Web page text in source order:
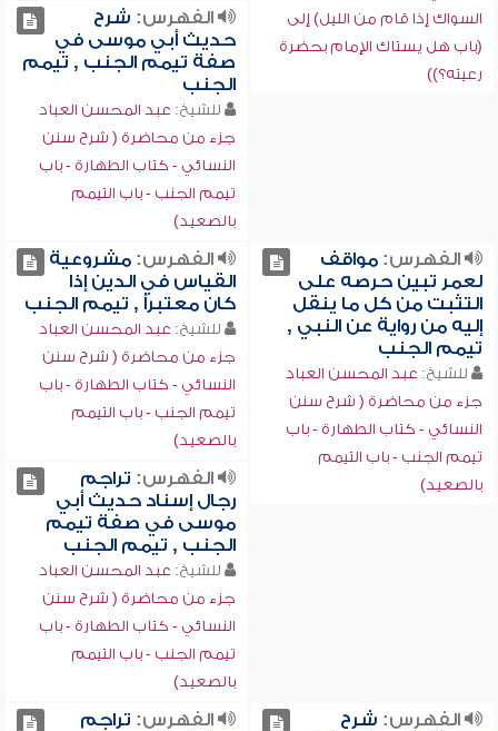
السواك إذا قام من الليل) إلى
(باب هل يستاك الإمام بحضرة
رعيته؟))
الفهرس: شرح
حديث أبي موسى في
صفة تيمم الجنب , تيمم
الجنب
للشيخ: عبد المحسن العباد
جزء من محاضرة ( شرح سنن
النسائي - كتاب الطهارة - باب
تيمم الجنب - باب التيمم
بالصعيد)
الفهرس:مواقف
لعمر تبين حرصه على
التثبت من كل ما ينقل
إليه من رواية عن النبي ,
تيمم الجنب
للشيخ: عبد المحسن العباد
جزء من محاضرة ( شرح سنن
النسائي - كتاب الطهارة - باب
تيمم الجنب - باب التيمم
بالصعيد)
الفهرس:مشروعية
القياس في الدين إذا
كان معتبراً , تيمم الجنب
للشيخ: عبد المحسن العباد
جزء من محاضرة ( شرح سنن
النسائي - كتاب الطهارة - باب
تيمم الجنب - باب التيمم
بالصعيد)
الفهرس: تراجم
رجال إسناد حديث أبي
موسى في صفة تيمم
الجنب , تيمم الجنب
للشيخ: عبد المحسن العباد
جزء من محاضرة ( شرح سنن
النسائي - كتاب الطهارة - باب
تيمم الجنب - باب التيمم
بالصعيد)
الفهرس: شرح
الفهرس: تراجم